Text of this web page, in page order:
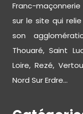
Franc-
sur le site qui
son
Thouaré, Saint
Loire, Rezé,
Nord Sur Erdre...